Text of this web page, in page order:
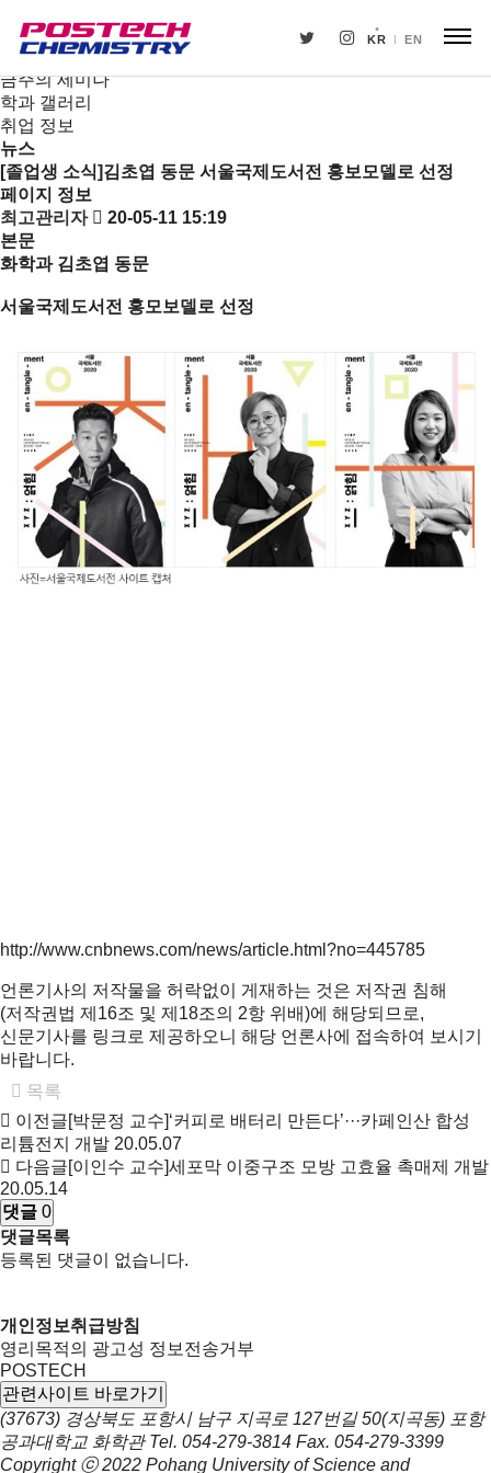
KR EN
뉴스
공지사항
금주의 세미나
학과 갤러리
취업 정보
뉴스
[졸업생 소식]김초엽 동문 서울국제도서전 홍보모델로 선정
페이지 정보
최고관리자
20-05-11 15:19
본문
화학과 김초엽 동문
서울국제도서전 홍모보델로 선정
http://www.cnbnews.com/news/article.html?no=445785
언론기사의 저작물을 허락없이 게재하는 것은 저작권 침해
(저작권법 제16조 및 제18조의 2항 위배)에 해당되므로,
신문기사를 링크로 제공하오니 해당 언론사에 접속하여 보시기
바랍니다.
목록
이전글[박문정 교수]‘커피로 배터리 만든다’···카페인산 합성
리튬전지 개발 20.05.07
다음글[이인수 교수]세포막 이중구조 모방 고효율 촉매제 개발
20.05.14
댓글 0
댓글목록
등록된 댓글이 없습니다.
개인정보취급방침
영리목적의 광고성 정보전송거부
POSTECH
관련사이트 바로가기
(37673) 경상북도 포항시 남구 지곡로 127번길 50(지곡동) 포항
공과대학교 화학관 Tel. 054-279-3814 Fax. 054-279-3399
Copyright ⓒ 2022 Pohang University of Science and